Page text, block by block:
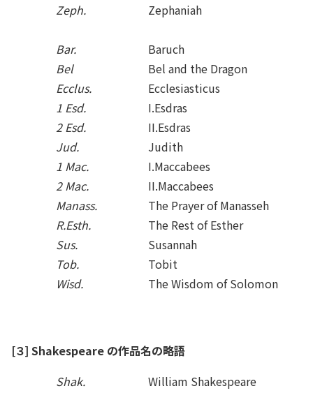
Zeph.
Zephaniah
Bar.
Baruch
Bel
Bel and the Dragon
Ecclus.
Ecclesiasticus
1 Esd.
I.Esdras
2 Esd.
II.Esdras
Jud.
Judith
1 Mac.
I.Maccabees
2 Mac.
II.Maccabees
Manass.
The Prayer of Manasseh
R.Esth.
The Rest of Esther
Sus.
Susannah
Tob.
Tobit
Wisd.
The Wisdom of Solomon
[３] Shakespeare の作品名の略語
Shak.
William Shakespeare